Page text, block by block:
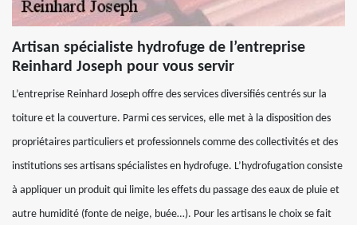
Artisan spécialiste hydrofuge de l’entreprise
Reinhard Joseph pour vous servir
L’entreprise Reinhard Joseph offre des services diversifiés centrés sur la
toiture et la couverture. Parmi ces services, elle met à la disposition des
propriétaires particuliers et professionnels comme des collectivités et des
institutions ses artisans spécialistes en hydrofuge. L’hydrofugation consiste
à appliquer un produit qui limite les effets du passage des eaux de pluie et
autre humidité (fonte de neige, buée…). Pour les artisans le choix se fait